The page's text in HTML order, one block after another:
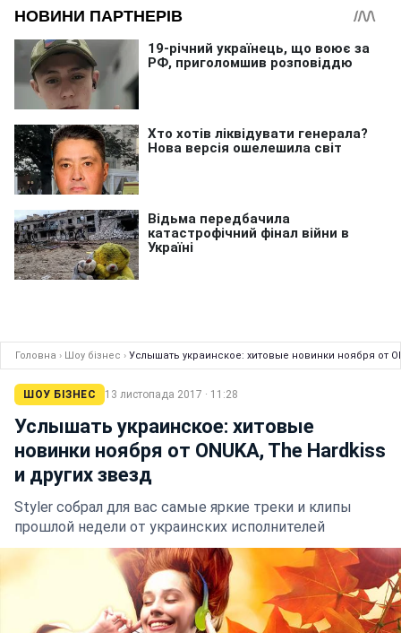
Головна › Шоу бізнес › Услышать украинское: хитовые новинки ноября от
ШОУ БІЗНЕС 13 листопада 2017 · 11:28
Услышать украинское: хитовые
новинки ноября от ONUKA, The Hardkiss
и других звезд
Styler собрал для вас самые яркие треки и клипы
прошлой недели от украинских исполнителей